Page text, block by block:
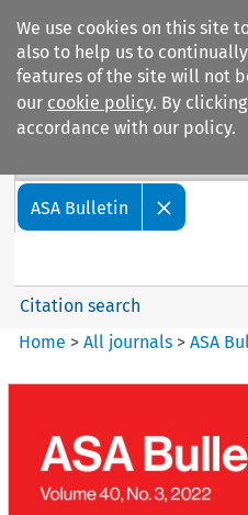
We use cookies on this site
also to help us to
features of the site will not
our cookie policy. By
accordance with our policy.
ASA Bulletin
Citation search
Home >All journals >ASA